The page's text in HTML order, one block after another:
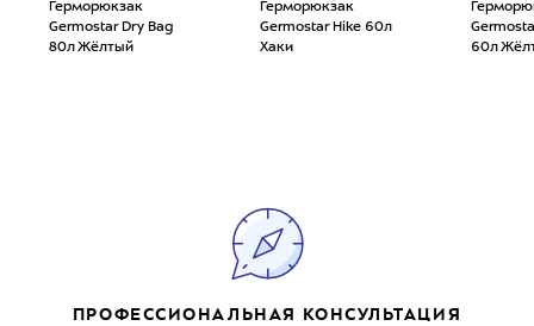
Герморюкзак
Germostar Dry Bag
80л Жёлтый
Герморюкзак
Germostar Hike 60л
Хаки
60л
ПРОФЕССИОНАЛЬНАЯ КОНСУЛЬТАЦИЯ